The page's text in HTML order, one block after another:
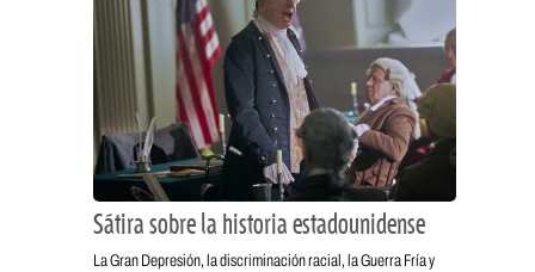
Sátira sobre la historia estadounidense
La Gran Depresión, la discriminación racial, la Guerra Fría y